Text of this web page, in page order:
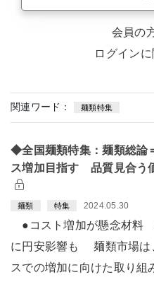
会員の
ログイン
関連ワード： 麺類特集
◆全国麺類特集：麺類総論
ス増加目指す 品質見合う
麺類 特集 2024.05.30
●コスト増加が懸念材料
に円安影響も 麺類市場は
スでの増加に向けた取り組